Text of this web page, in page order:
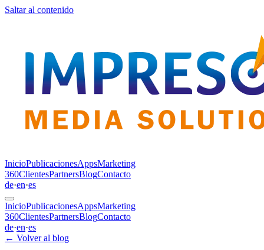
Saltar al contenido
InicioPublicacionesAppsMarketing
360ClientesPartnersBlogContacto
de·en·es
InicioPublicacionesAppsMarketing
360ClientesPartnersBlogContacto
de·en·es
← Volver al blog